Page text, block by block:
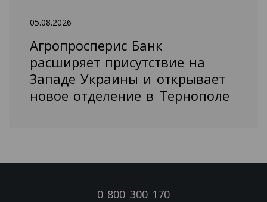
05.08.2026
Агропросперис Банк
расширяет присутствие на
Западе Украины и открывает
новое отделение в Тернополе
0 800 300 170